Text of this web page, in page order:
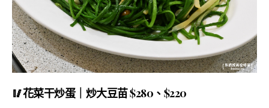
🥢花菜干炒蛋｜炒大豆苗 $280、$220